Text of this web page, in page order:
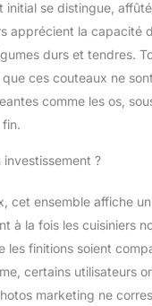
poignée créera
prise confortable
fournira une
optimale pour
une variété
avec facilité. Le
une couleur vive,
pas facile à
à casser, et peut
parfaitement
avec les mains, ce
rend la coupe
facile et plus sûre.
initial se distingue,
apprécient la capacité
durs et tendres.
ces couteaux ne
comme les os,
fin.
?
cet ensemble affiche
à la fois les cuisiniers
les finitions soient
certains utilisateurs
marketing ne